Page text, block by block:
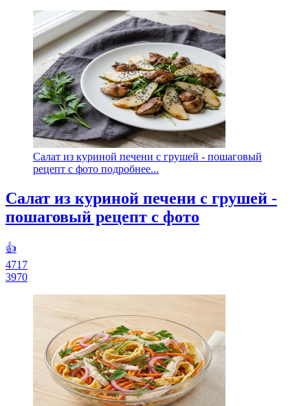
Салат из куриной печени с грушей - пошаговый
рецепт с фото подробнее...
Салат из куриной печени с грушей -
пошаговый рецепт с фото
👍
4717
3970